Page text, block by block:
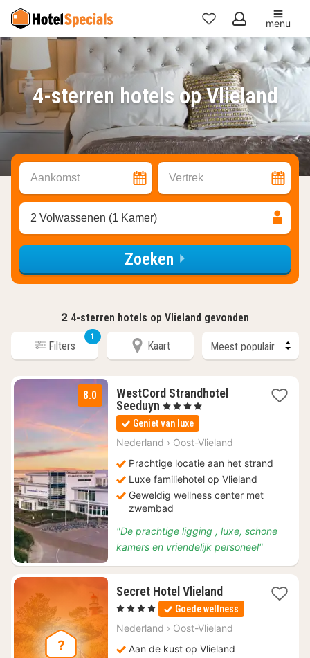
Mijn
favorieten
menu
4-sterren hotels op Vlieland
Aankomst Vertrek
2 Volwassenen (1 Kamer)
Zoeken
2 4-sterren hotels op Vlieland gevonden
Filters
1
Kaart
8.0
WestCord Strandhotel
Seeduyn 1
nacht
vanaf
€
, 4 Sterren
Geniet van luxe
Nederland › Oost-Vlieland
Prachtige locatie aan het strand
Luxe familiehotel op Vlieland
Geweldig wellness center met
zwembad
"De prachtige ligging , luxe, schone
kamers en vriendelijk personeel"
Secret Hotel Vlieland1
nacht
vanaf
€
, 4 Sterren Goede wellness
Nederland › Oost-Vlieland
Aan de kust op Vlieland